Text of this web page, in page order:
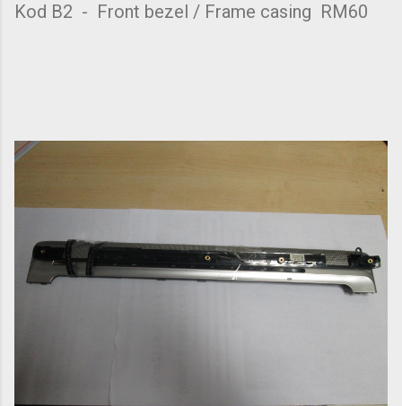
Kod B2 - Front bezel / Frame casing RM60